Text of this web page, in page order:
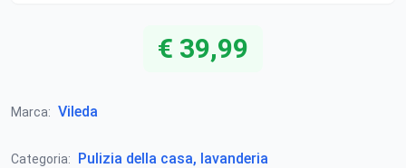
€ 39,99
Marca: Vileda
Categoria: Pulizia della casa, lavanderia